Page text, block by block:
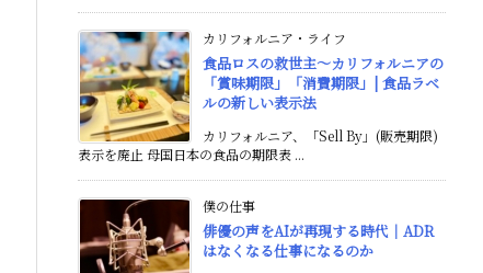
カリフォルニア・ライフ
食品ロスの救世主〜カリフォルニアの
「賞味期限」「消費期限」| 食品ラベ
ルの新しい表示法
カリフォルニア、「Sell By」(販売期限)
表示を廃止 母国日本の食品の期限表 ...
僕の仕事
俳優の声をAIが再現する時代｜ADR
はなくなる仕事になるのか